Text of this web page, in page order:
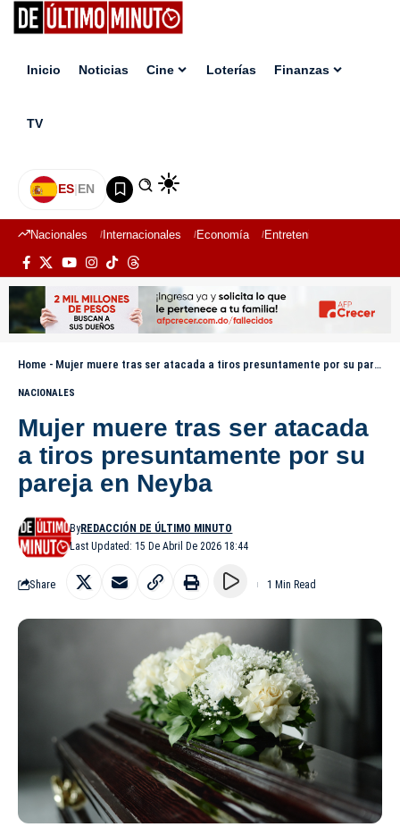
Inicio Noticias Cine Loterías Finanzas
TV
ES|EN
Nacionales Internacionales Economía Entretenimiento
Home - Mujer muere tras ser atacada a tiros presuntamente por su pareja en Neyba
NACIONALES
Mujer muere tras ser atacada
a tiros presuntamente por su
pareja en Neyba
Last Updated: 15 De Abril De 2026 18:44
ByREDACCIÓN DE ÚLTIMO MINUTO
Share 1 Min Read